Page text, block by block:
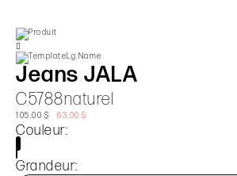
Jeans JALA
C5788naturel
105.00 $ 63.00 $
Couleur:
Grandeur: